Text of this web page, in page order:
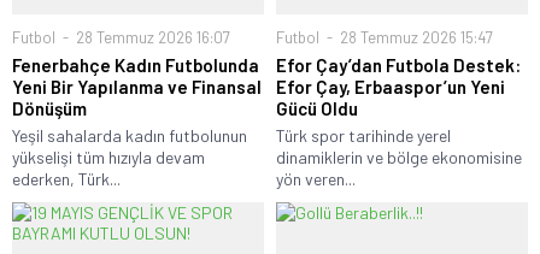
Futbol 28 Temmuz 2026 16:07
Fenerbahçe Kadın Futbolunda
Yeni Bir Yapılanma ve Finansal
Dönüşüm
Yeşil sahalarda kadın futbolunun
yükselişi tüm hızıyla devam
ederken, Türk...
Futbol 28 Temmuz 2026 15:47
Efor Çay’dan Futbola Destek:
Efor Çay, Erbaaspor’un Yeni
Gücü Oldu
Türk spor tarihinde yerel
dinamiklerin ve bölge ekonomisine
yön veren...